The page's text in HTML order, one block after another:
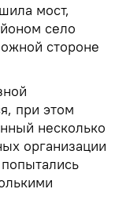
мост,
село
стороне
при этом
несколько
организации